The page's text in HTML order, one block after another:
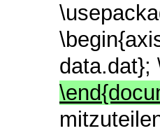
data.dat};